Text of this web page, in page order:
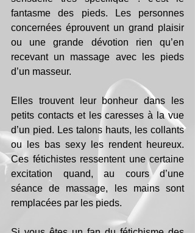
fantasme des pieds. Les personnes
concernées éprouvent un grand plaisir
ou une grande dévotion rien qu’en
recevant un massage avec les pieds
d’un masseur.
Elles trouvent leur bonheur dans les
petits contacts et les caresses à la vue
d’un pied. Les talons hauts, les collants
ou les bas sexy les rendent heureux.
Ces fétichistes ressentent une certaine
excitation quand, au cours d’une
séance de massage, les mains sont
remplacées par les pieds.